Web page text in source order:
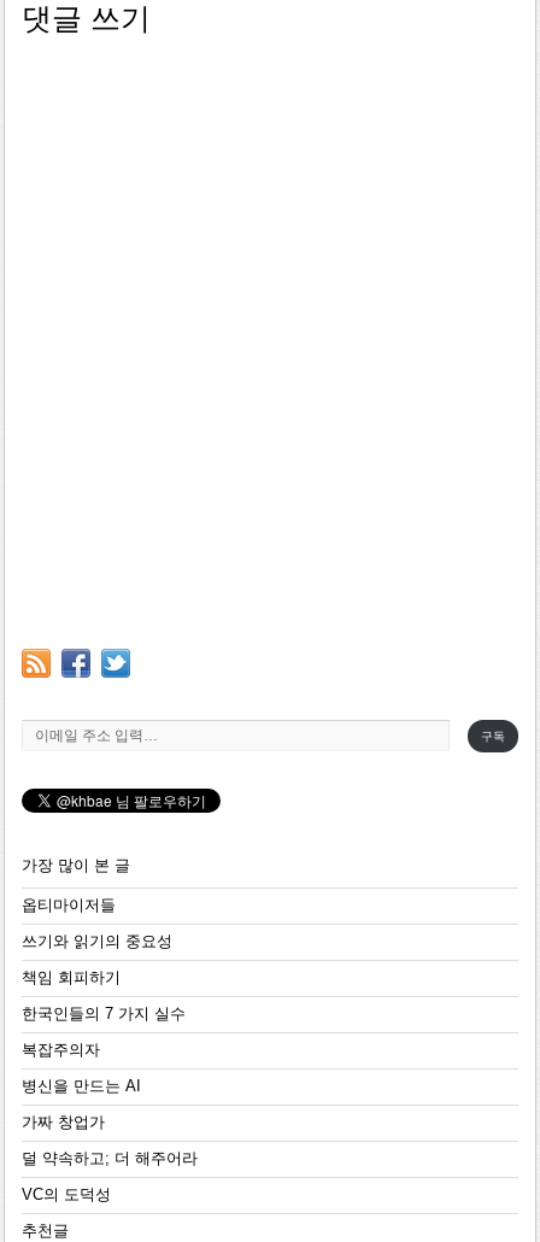
댓글 쓰기
이메일 주소 입력…
구독
가장 많이 본 글
옵티마이저들
쓰기와 읽기의 중요성
책임 회피하기
한국인들의 7 가지 실수
복잡주의자
병신을 만드는 AI
가짜 창업가
덜 약속하고; 더 해주어라
VC의 도덕성
추천글